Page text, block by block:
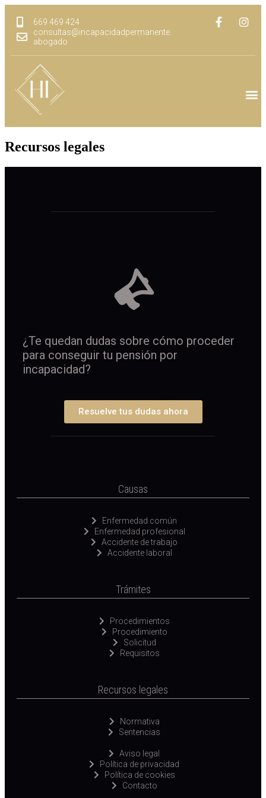
669 469 424
consultas@incapacidadpermanente.
abogado
Recursos legales
¿Te quedan dudas sobre cómo proceder
para conseguir tu pensión por
incapacidad?
Resuelve tus dudas ahora
Causas
Enfermedad común
Enfermedad profesional
Accidente de trabajo
Accidente laboral
Trámites
Procedimientos
Procedimiento
Solicitud
Requisitos
Recursos legales
Normativa
Sentencias
Aviso legal
Política de privacidad
Política de cookies
Contacto